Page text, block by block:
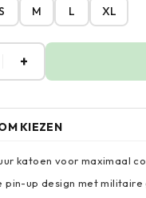
M L XL
+
KIEZEN
katoen voor maximaal
pin-up design met